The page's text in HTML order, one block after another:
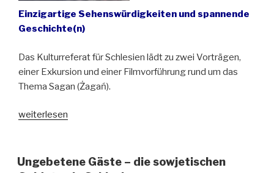
Einzigartige Sehenswürdigkeiten und spannende
Geschichte(n)
Das Kulturreferat für Schlesien lädt zu zwei Vorträgen,
einer Exkursion und einer Filmvorführung rund um das
Thema Sagan (Żagań).
„Żagań
kleine
weiterlesen
Ungebetene Gäste – die sowjetischen